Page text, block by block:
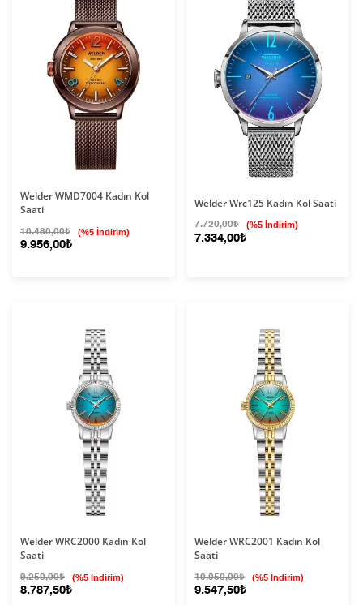
Welder WMD7004 Kadın Kol
Saati
10.480,00₺ (%5 İndirim)
9.956,00₺
Welder Wrc125 Kadın Kol Saati
7.720,00₺ (%5 İndirim)
7.334,00₺
Welder WRC2000 Kadın Kol
Saati
9.250,00₺ (%5 İndirim)
8.787,50₺
Welder WRC2001 Kadın Kol
Saati
10.050,00₺ (%5 İndirim)
9.547,50₺